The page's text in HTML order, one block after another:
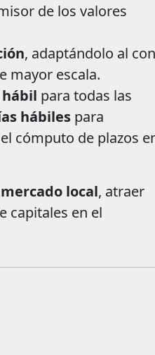
de los valores
, adaptándolo al
mayor escala.
para todas las
hábiles para
cómputo de plazos
local, atraer
capitales en el